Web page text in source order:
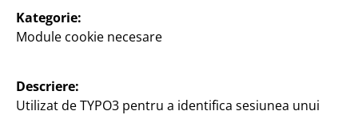
Filtru
79 Articole
Kategorie:
Module cookie necesare
Descriere:
Utilizat de TYPO3 pentru a identifica sesiunea unui